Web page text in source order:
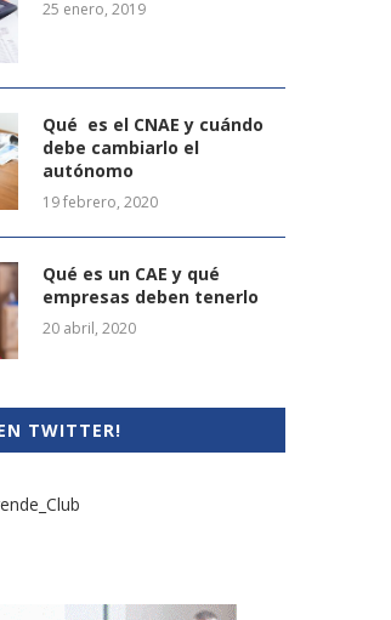
25 enero, 2019
Qué es el CNAE y cuándo
debe cambiarlo el
autónomo
19 febrero, 2020
Qué es un CAE y qué
empresas deben tenerlo
20 abril, 2020
TWITTER!